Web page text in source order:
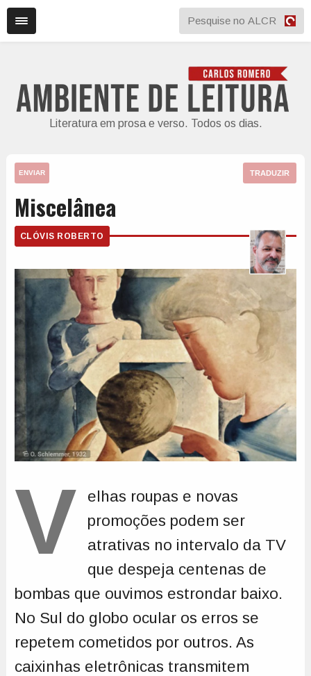
Literatura em prosa e verso. Todos os dias.
ENVIAR TRADUZIR
Miscelânea
CLÓVIS ROBERTO
V
elhas roupas e novas
promoções podem ser
atrativas no intervalo da TV
que despeja centenas de
bombas que ouvimos estrondar baixo.
No Sul do globo ocular os erros se
repetem cometidos por outros. As
caixinhas eletrônicas transmitem